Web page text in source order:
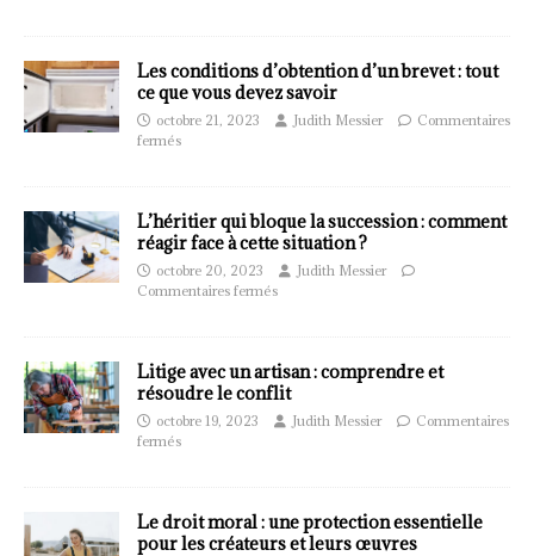
Les conditions d’obtention d’un brevet : tout
ce que vous devez savoir
octobre 21, 2023 Judith Messier
Commentaires
fermés
L’héritier qui bloque la succession : comment
réagir face à cette situation ?
octobre 20, 2023
Judith Messier
Commentaires fermés
Litige avec un artisan : comprendre et
résoudre le conflit
octobre 19, 2023 Judith Messier
Commentaires
fermés
Le droit moral : une protection essentielle
pour les créateurs et leurs œuvres